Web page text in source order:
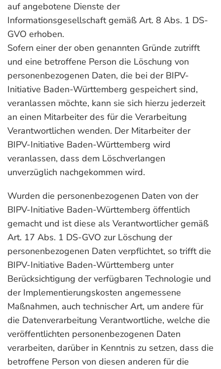
auf angebotene Dienste der
Informationsgesellschaft gemäß Art. 8 Abs. 1 DS-
GVO erhoben.
Sofern einer der oben genannten Gründe zutrifft
und eine betroffene Person die Löschung von
personenbezogenen Daten, die bei der BIPV-
Initiative Baden-Württemberg gespeichert sind,
veranlassen möchte, kann sie sich hierzu jederzeit
an einen Mitarbeiter des für die Verarbeitung
Verantwortlichen wenden. Der Mitarbeiter der
BIPV-Initiative Baden-Württemberg wird
veranlassen, dass dem Löschverlangen
unverzüglich nachgekommen wird.
Wurden die personenbezogenen Daten von der
BIPV-Initiative Baden-Württemberg öffentlich
gemacht und ist diese als Verantwortlicher gemäß
Art. 17 Abs. 1 DS-GVO zur Löschung der
personenbezogenen Daten verpflichtet, so trifft die
BIPV-Initiative Baden-Württemberg unter
Berücksichtigung der verfügbaren Technologie und
der Implementierungskosten angemessene
Maßnahmen, auch technischer Art, um andere für
die Datenverarbeitung Verantwortliche, welche die
veröffentlichten personenbezogenen Daten
verarbeiten, darüber in Kenntnis zu setzen, dass die
betroffene Person von diesen anderen für die